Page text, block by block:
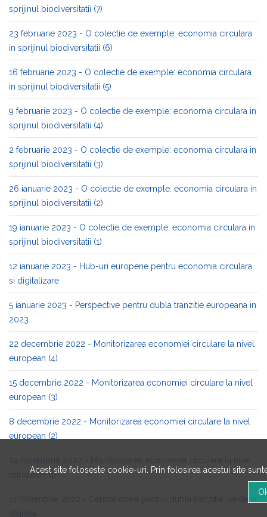
sprijinul biodiversitatii (7)
23 februarie 2023 - O colectie de exemple: economia circulara
in sprijinul biodiversitatii (6)
16 februarie 2023 - O colectie de exemple: economia circulara
in sprijinul biodiversitatii (5)
9 februarie 2023 - O colectie de exemple: economia circulara in
sprijinul biodiversitatii (4)
2 februarie 2023 - O colectie de exemple: economia circulara in
sprijinul biodiversitatii (3)
26 ianuarie 2023 - O colectie de exemple: economia circulara in
sprijinul biodiversitatii (2)
19 ianuarie 2023 - O colectie de exemple: economia circulara in
sprijinul biodiversitatii (1)
12 ianuarie 2023 - Hub-uri europene pentru economia circulara
si digitalizare
5 ianuarie 2023 - Perspective pentru dubla tranzitie europeana in
2023
22 decembrie 2022 - Monitorizarea economiei circulare la nivel
european (4)
15 decembrie 2022 - Monitorizarea economiei circulare la nivel
european (3)
8 decembrie 2022 - Monitorizarea economiei circulare la nivel
european (2)
24 noiembrie 2022 - Monitorizarea economiei circulare la nivel
european (1)
17 noiembrie 2022 - Cerinte cheie pentru dubla tranzitie verde si
digitala
Acest site foloseste cookie-uri. Prin folosirea acestui site